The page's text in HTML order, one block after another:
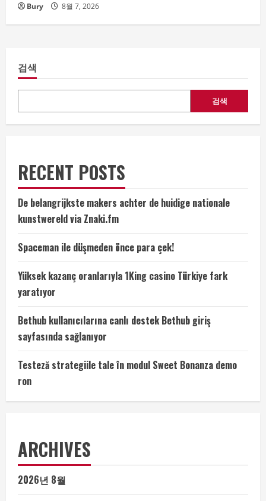
Bury 8월 7, 2026
검색
검색
RECENT POSTS
De belangrijkste makers achter de huidige nationale
kunstwereld via Znaki.fm
Spaceman ile düşmeden önce para çek!
Yüksek kazanç oranlarıyla 1King casino Türkiye fark
yaratıyor
Bethub kullanıcılarına canlı destek Bethub giriş
sayfasında sağlanıyor
Testeză strategiile tale în modul Sweet Bonanza demo
ron
ARCHIVES
2026년 8월